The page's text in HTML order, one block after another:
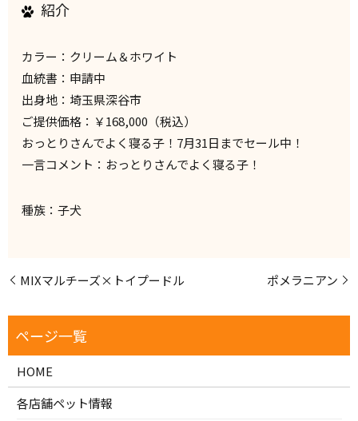
紹介
カラー：クリーム＆ホワイト
血統書：申請中
出身地：埼玉県深谷市
ご提供価格：￥168,000（税込）
おっとりさんでよく寝る子！7月31日までセール中！
一言コメント：おっとりさんでよく寝る子！
種族：子犬
MIXマルチーズ×トイプードル ポメラニアン
HOME
各店舗ペット情報